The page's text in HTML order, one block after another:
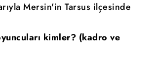
Mersin'in Tarsus ilçesinde
kimler? (kadro ve